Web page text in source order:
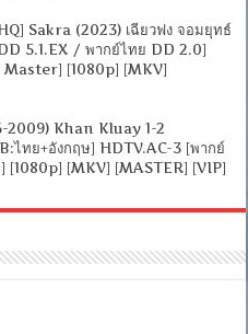
Sakra (2023) เฉียวฟง จอมยุทธ์
5.1.EX / พากย์ไทย DD 2.0]
Master] [1080p] [MKV]
2009) Khan Kluay 1-2
ไทย+อังกฤษ] HDTV.AC-3 [พากย์
[1080p] [MKV] [MASTER] [VIP]